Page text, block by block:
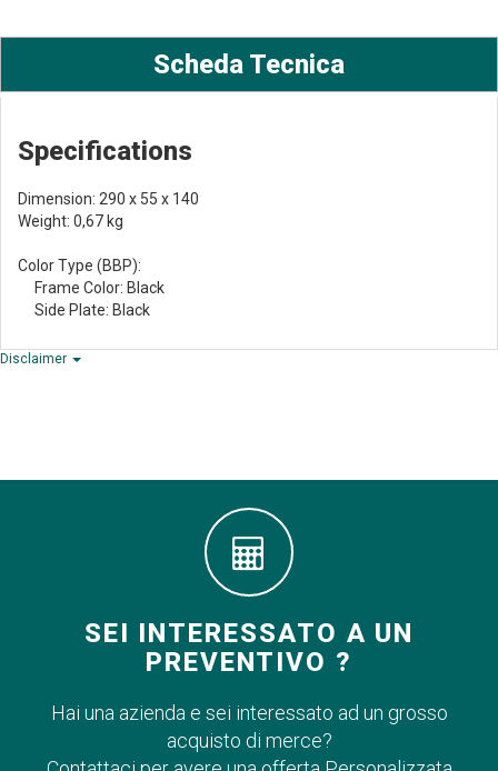
Scheda Tecnica
Specifications
Dimension: 290 x 55 x 140
Weight: 0,67 kg
Color Type (BBP):
Frame Color: Black
Side Plate: Black
Disclaimer
SEI INTERESSATO A UN
PREVENTIVO ?
Hai una azienda e sei interessato ad un grosso
acquisto di merce?